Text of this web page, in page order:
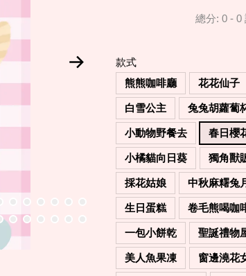
總分:0 -0
款式
熊熊咖啡廳
花花仙子
白雪公主 兔兔胡蘿蔔
小動物野餐去 春日櫻
小橘貓向日葵 獨角獸
採花姑娘 中秋麻糬兔
生日蛋糕 卷毛熊喝咖
一包小餅乾 聖誕禮物
美人魚果凍 窗邊澆花